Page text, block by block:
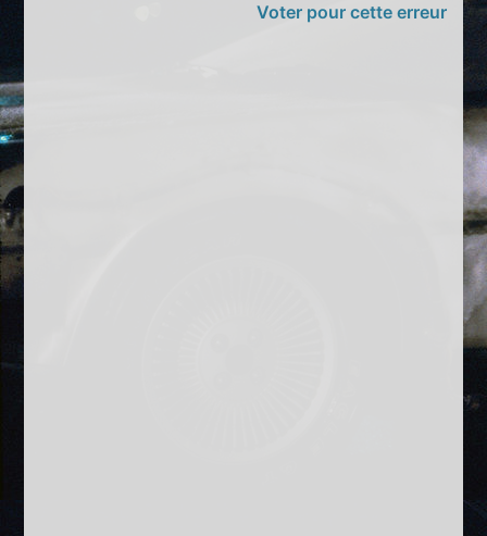
Voter pour cette erreur